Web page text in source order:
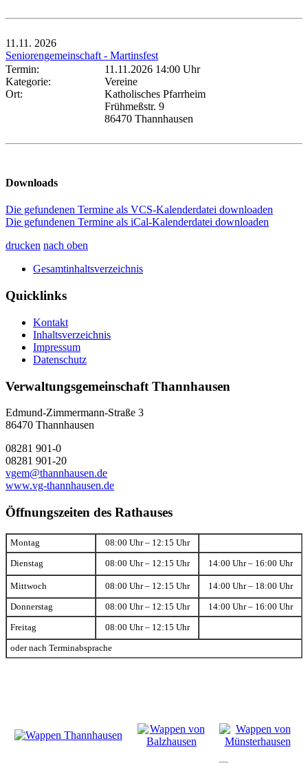
11.11. 2026
Seniorengemeinschaft - Martinsfest
Termin:
11.11.2026 14:00 Uhr
Kategorie:
Vereine
Ort:
Katholisches Pfarrheim
Frühmeßstr. 9
86470 Thannhausen
Downloads
Die gefundenen Termine als VCS-Kalenderdatei downloaden
Die gefundenen Termine als iCal-Kalenderdatei downloaden
drucken nach oben
Gesamtinhaltsverzeichnis
Quicklinks
Kontakt
Inhaltsverzeichnis
Impressum
Datenschutz
Verwaltungsgemeinschaft Thannhausen
Edmund-Zimmermann-Straße 3
86470 Thannhausen
08281 901-0
08281 901-20
vgem@thannhausen.de
www.vg-thannhausen.de
Öffnungszeiten des Rathauses
Montag 08:00 Uhr – 12:15 Uhr
Dienstag 08:00 Uhr – 12:15 Uhr 14:00 Uhr – 16:00 Uhr
Mittwoch 08:00 Uhr – 12:15 Uhr 14:00 Uhr – 18:00 Uhr
Donnerstag 08:00 Uhr – 12:15 Uhr 14:00 Uhr – 16:00 Uhr
Freitag 08:00 Uhr – 12:15 Uhr
oder nach Terminabsprache